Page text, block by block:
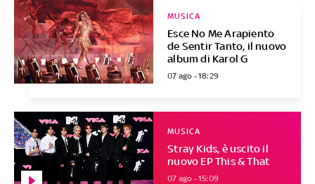
Esce No Me Arapiento
de Sentir Tanto, il nuovo
album di Karol G
MUSICA
07 ago - 18:29
Stray Kids, è uscito il
nuovo EP This & That
MUSICA
07 ago - 15:09